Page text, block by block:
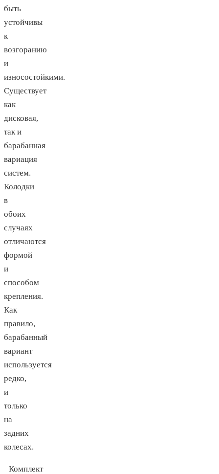
быть
устойчивы
к
возгоранию
и
износостойкими.
Существует
как
дисковая,
так и
барабанная
вариация
систем.
Колодки
в
обоих
случаях
отличаются
формой
и
способом
крепления.
Как
правило,
барабанный
вариант
используется
редко,
и
только
на
задних
колесах.
Комплект